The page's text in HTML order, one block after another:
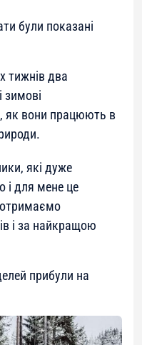
були показані
тижнів два
зимові
як вони працюють в
які дуже
і для мене це
і за найкращою
прибули на